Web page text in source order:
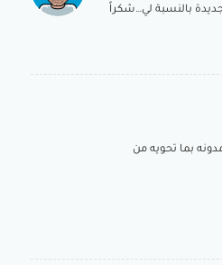
بالنسبة لي…شكراً
بما تحويه من